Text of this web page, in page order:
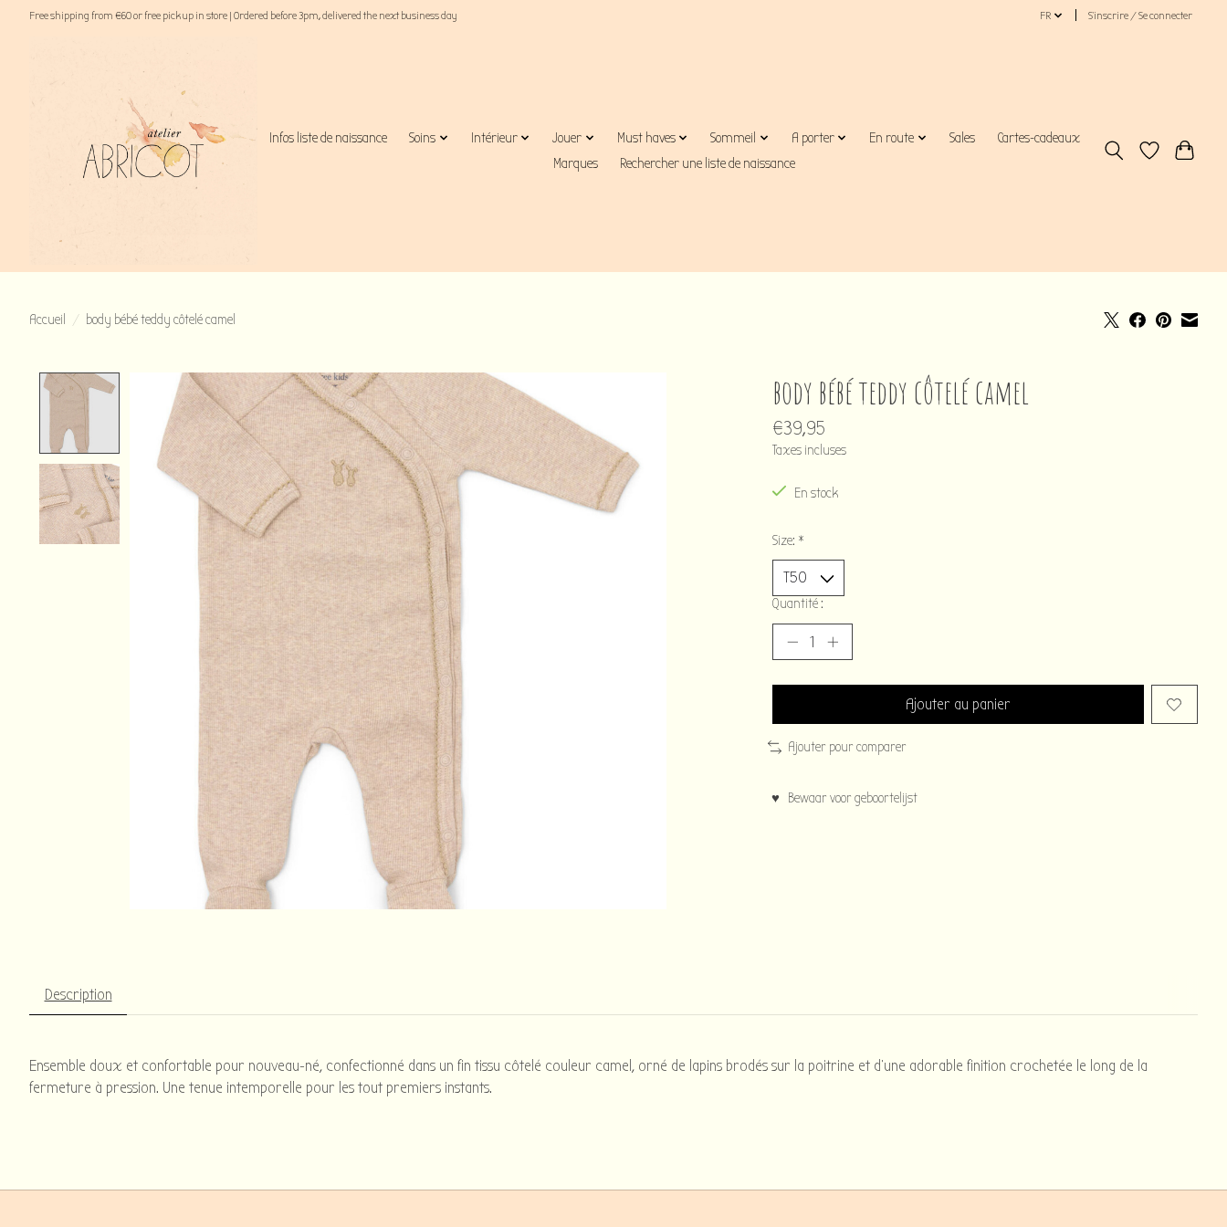
Free shipping from €60 or free pick up in store | Ordered before 3pm, delivered the next business day FR S’inscrire / Se connecter
Infos liste de naissance Soins Intérieur Jouer Must haves Sommeil A porter En route Sales
Cartes-cadeaux
Marques
Rechercher une liste de naissance
Accueil / body bébé teddy côtelé camel
Product image slideshow Items body bébé teddy côtelé camel
€39,95
Taxes incluses
En stock
Size: *
Quantité :
Ajouter au panier
Ajouter pour comparer
♥ Bewaar voor geboortelijst
Description
Ensemble doux et confortable pour nouveau-né, confectionné dans un fin tissu côtelé couleur camel, orné de lapins brodés sur la poitrine et d'une adorable finition crochetée le long de la
fermeture à pression. Une tenue intemporelle pour les tout premiers instants.